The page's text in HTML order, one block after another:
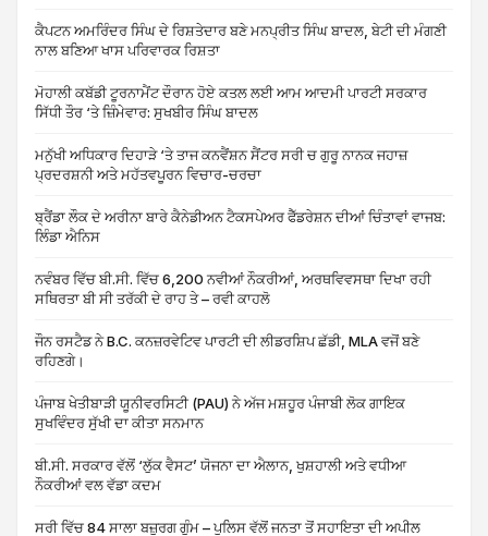
ਕੈਪਟਨ ਅਮਰਿੰਦਰ ਸਿੰਘ ਦੇ ਰਿਸ਼ਤੇਦਾਰ ਬਣੇ ਮਨਪ੍ਰੀਤ ਸਿੰਘ ਬਾਦਲ, ਬੇਟੀ ਦੀ ਮੰਗਣੀ
ਨਾਲ ਬਣਿਆ ਖਾਸ ਪਰਿਵਾਰਕ ਰਿਸ਼ਤਾ
ਮੋਹਾਲੀ ਕਬੱਡੀ ਟੂਰਨਾਮੈਂਟ ਦੌਰਾਨ ਹੋਏ ਕਤਲ ਲਈ ਆਮ ਆਦਮੀ ਪਾਰਟੀ ਸਰਕਾਰ
ਸਿੱਧੀ ਤੌਰ ‘ਤੇ ਜ਼ਿੰਮੇਵਾਰ: ਸੁਖਬੀਰ ਸਿੰਘ ਬਾਦਲ
ਮਨੁੱਖੀ ਅਧਿਕਾਰ ਦਿਹਾੜੇ ‘ਤੇ ਤਾਜ ਕਨਵੈਂਸ਼ਨ ਸੈਂਟਰ ਸਰੀ ਚ ਗੁਰੂ ਨਾਨਕ ਜਹਾਜ਼
ਪ੍ਰਦਰਸ਼ਨੀ ਅਤੇ ਮਹੱਤਵਪੂਰਨ ਵਿਚਾਰ-ਚਰਚਾ
ਬ੍ਰੈਂਡਾ ਲੌਕ ਦੇ ਅਰੀਨਾ ਬਾਰੇ ਕੈਨੇਡੀਅਨ ਟੈਕਸਪੇਅਰ ਫੈੱਡਰੇਸ਼ਨ ਦੀਆਂ ਚਿੰਤਾਵਾਂ ਵਾਜਬ:
ਲਿੰਡਾ ਐਨਿਸ
ਨਵੰਬਰ ਵਿੱਚ ਬੀ.ਸੀ. ਵਿੱਚ 6,200 ਨਵੀਆਂ ਨੌਕਰੀਆਂ, ਅਰਥਵਿਵਸਥਾ ਦਿਖਾ ਰਹੀ
ਸਥਿਰਤਾ ਬੀ ਸੀ ਤਰੱਕੀ ਦੇ ਰਾਹ ਤੇ – ਰਵੀ ਕਾਹਲੋ
ਜੌਨ ਰਸਟੈਡ ਨੇ B.C. ਕਨਜ਼ਰਵੇਟਿਵ ਪਾਰਟੀ ਦੀ ਲੀਡਰਸ਼ਿਪ ਛੱਡੀ, MLA ਵਜੋਂ ਬਣੇ
ਰਹਿਣਗੇ।
ਪੰਜਾਬ ਖੇਤੀਬਾੜੀ ਯੂਨੀਵਰਸਿਟੀ (PAU) ਨੇ ਅੱਜ ਮਸ਼ਹੂਰ ਪੰਜਾਬੀ ਲੋਕ ਗਾਇਕ
ਸੁਖਵਿੰਦਰ ਸੁੱਖੀ ਦਾ ਕੀਤਾ ਸਨਮਾਨ
ਬੀ.ਸੀ. ਸਰਕਾਰ ਵੱਲੋਂ ‘ਲੁੱਕ ਵੈਸਟ’ ਯੋਜਨਾ ਦਾ ਐਲਾਨ, ਖੁਸ਼ਹਾਲੀ ਅਤੇ ਵਧੀਆ
ਨੌਕਰੀਆਂ ਵਲ ਵੱਡਾ ਕਦਮ
ਸਰੀ ਵਿੱਚ 84 ਸਾਲਾ ਬਜ਼ੁਰਗ ਗੁੰਮ – ਪੁਲਿਸ ਵੱਲੋਂ ਜਨਤਾ ਤੋਂ ਸਹਾਇਤਾ ਦੀ ਅਪੀਲ